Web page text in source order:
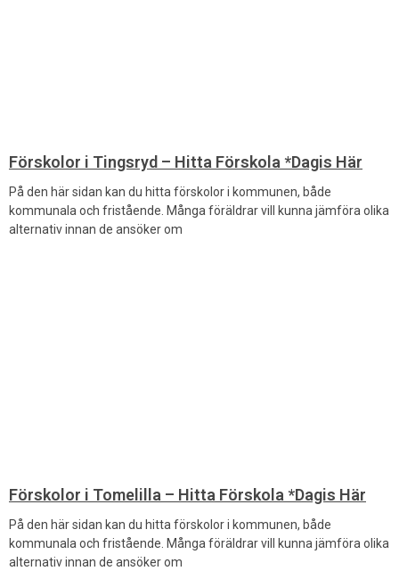
Förskolor i Tingsryd – Hitta Förskola *Dagis Här
På den här sidan kan du hitta förskolor i kommunen, både
kommunala och fristående. Många föräldrar vill kunna jämföra olika
alternativ innan de ansöker om
Förskolor i Tomelilla – Hitta Förskola *Dagis Här
På den här sidan kan du hitta förskolor i kommunen, både
kommunala och fristående. Många föräldrar vill kunna jämföra olika
alternativ innan de ansöker om